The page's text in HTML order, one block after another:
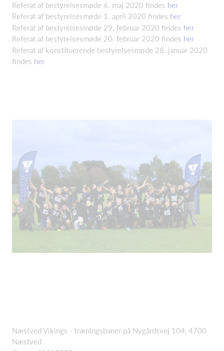
Referat af bestyrelsesmøde 6. maj 2020 findes her
Referat af bestyrelsesmøde 1. april 2020 findes her
Referat af bestyrelsesmøde 29. februar 2020 findes her
Referat af bestyrelsesmøde 20. februar 2020 findes her
Referat af konstituerende bestyrelsesmøde 28. januar 2020
findes her
Næstved Vikings - træningsbaner på Nygårdsvej 104, 4700
Næstved